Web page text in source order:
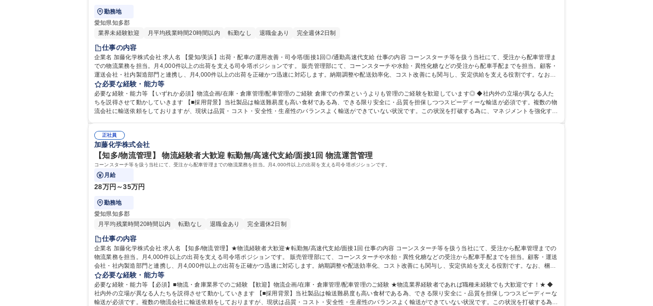
勤務地
愛知県知多郡
業界未経験歓迎
月平均残業時間20時間以内 転勤なし 退職金あり 完全週休2日制
仕事の内容
企業名 加藤化学株式会社 求人名 【愛知/美浜】出荷・配車の運用改善・司令塔/面接1回◎/通勤高速代支給 仕事の内容 コーンスターチ等を扱う当社にて、受注から配車管理ま
での物流業務を担当。月4,000件以上の出荷を支える司令塔ポジションです。 販売管理部にて、コーンスターチや水飴・異性化糖などの受注から配車手配までを担当。顧客・
運送会社・社内製造部門と連携し、月4,000件以上の出荷を正確かつ迅速に対応します。納期調整や配送効率化、コスト改善にも関与し、安定供給を支える役割です。なお、
必要な経験・能力等
必要な経験・能力等 【いずれか必須】物流企画/在庫・倉庫管理/配車管理のご経験 倉庫での作業というよりも管理のご経験を歓迎しています◎ ◆社内外の立場が異なる人た
ちを説得させて動かしていきます 【■採用背景】当社製品は輸送難易度も高い食材である為、できる限り安全に・品質を担保しつつスピーディーな輸送が必須です。複数の物
流会社に輸送依頼をしておりますが、現状は品質・コスト・安全性・生産性のバランスよく輸送ができていない状況です。この状況を打破する為に、マネジメントを強化する
正社員
加藤化学株式会社
【知多/物流管理】 物流経験者大歓迎 転勤無/高速代支給/面接1回 物流運営管理
コーンスターチ等を扱う当社にて、受注から配車管理までの物流業務を担当。月4,000件以上の出荷を支える司令塔ポジションです。
月給
28万円～35万円
勤務地
愛知県知多郡
月平均残業時間20時間以内
転勤なし 退職金あり 完全週休2日制
仕事の内容
企業名 加藤化学株式会社 求人名 【知多/物流管理】★物流経験者大歓迎★転勤無/高速代支給/面接1回 仕事の内容 コーンスターチ等を扱う当社にて、受注から配車管理までの
物流業務を担当。月4,000件以上の出荷を支える司令塔ポジションです。 販売管理部にて、コーンスターチや水飴・異性化糖などの受注から配車手配までを担当。顧客・運送
会社・社内製造部門と連携し、月4,000件以上の出荷を正確かつ迅速に対応します。納期調整や配送効率化、コスト改善にも関与し、安定供給を支える役割です。なお、梱包
などの作業はなく、調整・管理業務に専念いただけます。 【業務内容の変更の範囲】当社業務全般 募集職種 【知多/物流管理】★物流経験者大歓迎★転勤無/高速代支給/面接
1回
必要な経験・能力等
必要な経験・能力等 【必須】■物流・倉庫業界でのご経験 【歓迎】物流企画/在庫・倉庫管理/配車管理のご経験 ★物流業界経験者であれば職種未経験でも大歓迎です！★ ◆
社内外の立場が異なる人たちを説得させて動かしていきます 【■採用背景】当社製品は輸送難易度も高い食材である為、できる限り安全に・品質を担保しつつスピーディーな
輸送が必須です。複数の物流会社に輸送依頼をしておりますが、現状は品質・コスト・安全性・生産性のバランスよく輸送ができていない状況です。この状況を打破する為